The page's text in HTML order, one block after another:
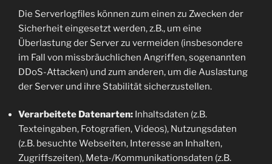
Die Serverlogfiles können zum einen zu Zwecken der
Sicherheit eingesetzt werden, z.B., um eine
Überlastung der Server zu vermeiden (insbesondere
im Fall von missbräuchlichen Angriffen, sogenannten
DDoS-Attacken) und zum anderen, um die Auslastung
der Server und ihre Stabilität sicherzustellen.
Verarbeitete Datenarten: Inhaltsdaten (z.B.
Texteingaben, Fotografien, Videos), Nutzungsdaten
(z.B. besuchte Webseiten, Interesse an Inhalten,
Zugriffszeiten), Meta-/Kommunikationsdaten (z.B.